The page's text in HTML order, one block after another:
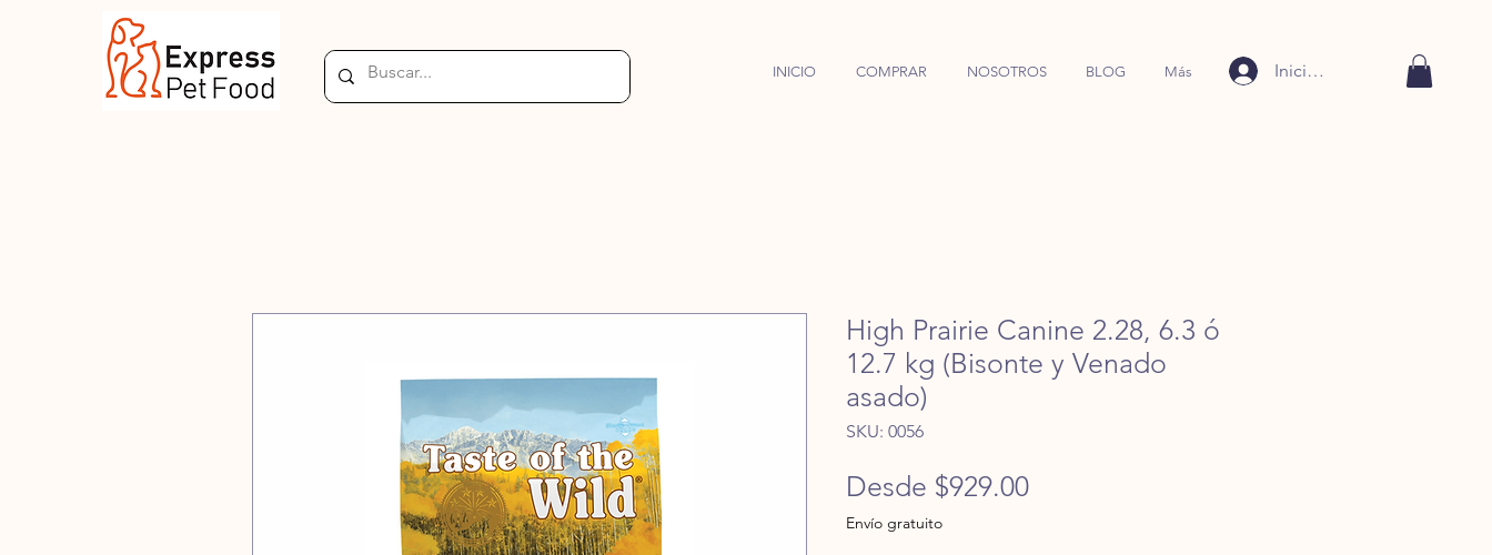
INICIO COMPRAR NOSOTROS BLOG Más Iniciar sesión
High Prairie Canine 2.28, 6.3 ó
12.7 kg (Bisonte y Venado
asado)
SKU: 0056
Desde $929.00Precio
Envío gratuito